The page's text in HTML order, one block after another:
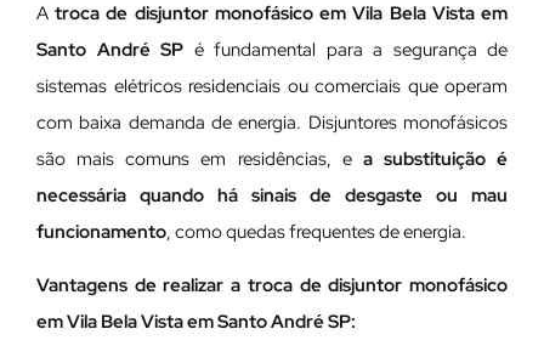
Atroca de disjuntor monofásico em Vila Bela Vista em
Santo André SP é fundamental para a segurança de
sistemas elétricos residenciais ou comerciais que operam
com baixa demanda de energia. Disjuntores monofásicos
são mais comuns em residências, e a substituição é
necessária quando há sinais de desgaste ou mau
funcionamento, como quedas frequentes de energia.
Vantagens de realizar a troca de disjuntor monofásico
em Vila Bela Vista em Santo André SP: